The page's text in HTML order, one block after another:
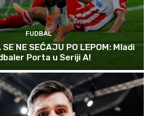
FUDBAL
NE SEĆAJU PO LEPOM: Mladi
Porta u Seriji A!